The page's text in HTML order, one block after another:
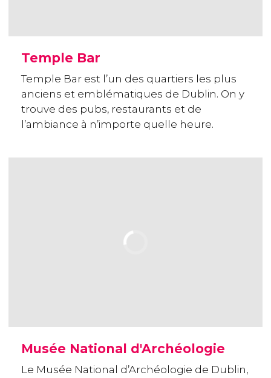
Temple Bar
Temple Bar est l’un des quartiers les plus
anciens et emblématiques de Dublin. On y
trouve des pubs, restaurants et de
l’ambiance à n’importe quelle heure.
Musée National d'Archéologie
Le Musée National d’Archéologie de Dublin,